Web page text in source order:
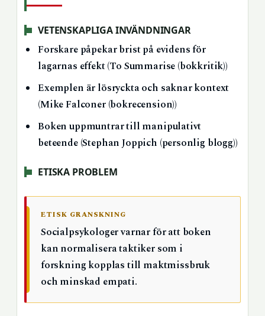
VETENSKAPLIGA INVÄNDNINGAR
Forskare påpekar brist på evidens för
lagarnas effekt (To Summarise (bokkritik))
Exemplen är lösryckta och saknar kontext
(Mike Falconer (bokrecension))
Boken uppmuntrar till manipulativt
beteende (Stephan Joppich (personlig blogg))
ETISKA PROBLEM
ETISK GRANSKNING
Socialpsykologer varnar för att boken
kan normalisera taktiker som i
forskning kopplas till maktmissbruk
och minskad empati.